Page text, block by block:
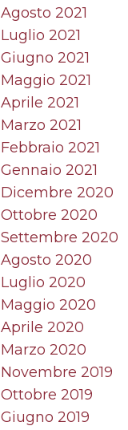
Agosto 2021
Luglio 2021
Giugno 2021
Maggio 2021
Aprile 2021
Marzo 2021
Febbraio 2021
Gennaio 2021
Dicembre 2020
Ottobre 2020
Settembre 2020
Agosto 2020
Luglio 2020
Maggio 2020
Aprile 2020
Marzo 2020
Novembre 2019
Ottobre 2019
Giugno 2019